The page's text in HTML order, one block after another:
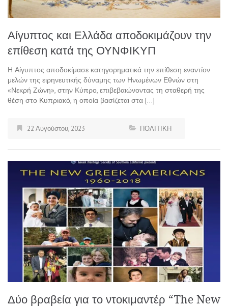
Αίγυπτος και Ελλάδα αποδοκιμάζουν την
επίθεση κατά της ΟΥΝΦΙΚΥΠ
Η Αίγυπτος αποδοκίμασε κατηγορηματικά την επίθεση εναντίον
μελών της ειρηνευτικής δύναμης των Ηνωμένων Εθνών στη
«Νεκρή Ζώνη», στην Κύπρο, επιβεβαιώνοντας τη σταθερή της
θέση στο Κυπριακό, η οποία βασίζεται στα […]
22 Αυγούστου, 2023 ΠΟΛΙΤΙΚΗ
Δύο βραβεία για το ντοκιμαντέρ “The New